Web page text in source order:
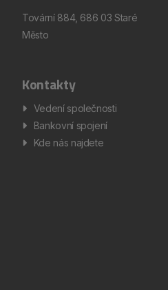
Tovární 884, 686 03 Staré
Město
Kontakty
Vedení společnosti
Bankovní spojení
Kde nás najdete